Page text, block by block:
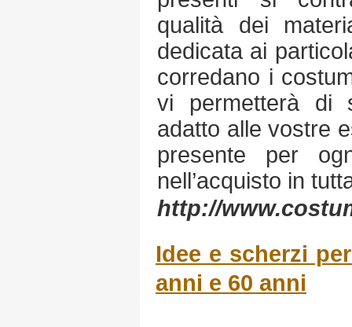
qualità dei
dedicata ai
corredano i
vi permetterà di
adatto alle vostre
presente per
nell’acquisto in
http://
Idee e scherzi
anni e 60 anni